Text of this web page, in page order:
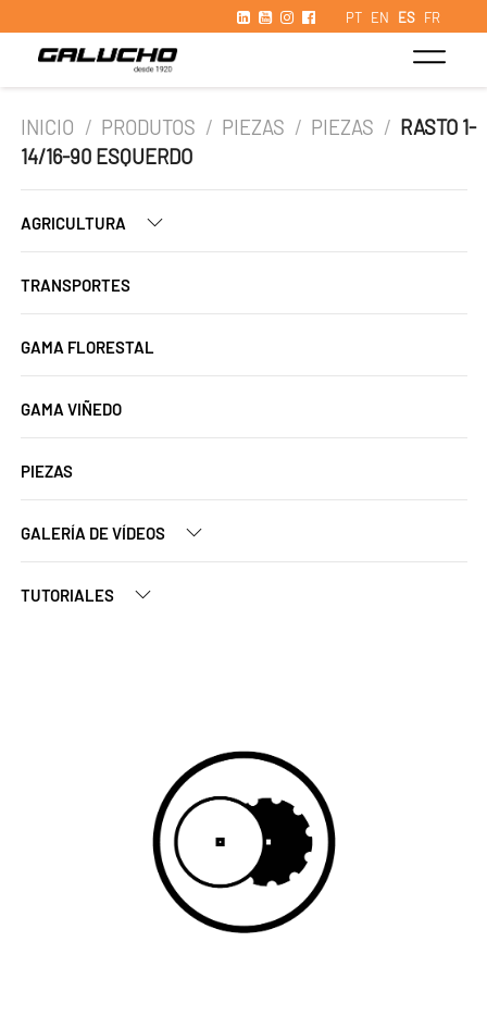
PT EN ES FR
INICIO / PRODUTOS / PIEZAS / PIEZAS / RASTO 1-
14/16-90 ESQUERDO
AGRICULTURA
TRANSPORTES
GAMA FLORESTAL
GAMA VIÑEDO
PIEZAS
GALERÍA DE VÍDEOS
TUTORIALES